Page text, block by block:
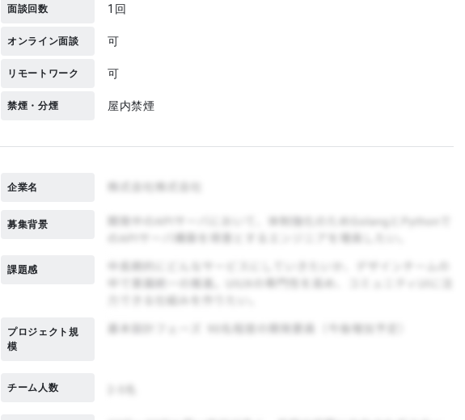
面談回数 1回
オンライン面談 可
リモートワーク 可
禁煙・分煙 屋内禁煙
企業名
募集背景
課題感
プロジェクト規
模
チーム人数